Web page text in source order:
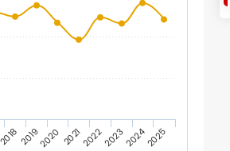
201820192020 20212022202320242025